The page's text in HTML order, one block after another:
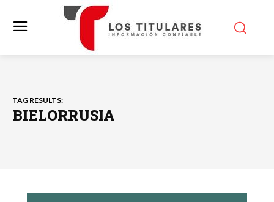
TAG RESULTS:
BIELORRUSIA